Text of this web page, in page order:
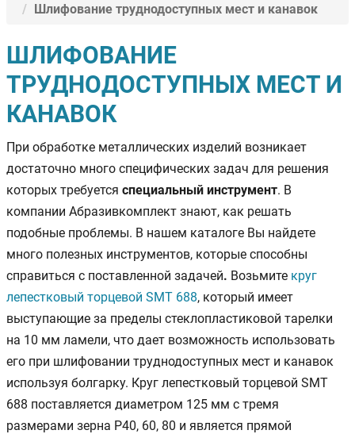
Шлифование труднодоступных мест и канавок
ШЛИФОВАНИЕ
ТРУДНОДОСТУПНЫХ МЕСТ И
КАНАВОК
При обработке металлических изделий возникает
достаточно много специфических задач для решения
которых требуется специальный инструмент. В
компании Абразивкомплект знают, как решать
подобные проблемы. В нашем каталоге Вы найдете
много полезных инструментов, которые способны
справиться с поставленной задачей. Возьмите круг
лепестковый торцевой SMT 688, который имеет
выступающие за пределы стеклопластиковой тарелки
на 10 мм ламели, что дает возможность использовать
его при шлифовании труднодоступных мест и канавок
используя болгарку. Круг лепестковый торцевой SMT
688 поставляется диаметром 125 мм с тремя
размерами зерна P40, 60, 80 и является прямой